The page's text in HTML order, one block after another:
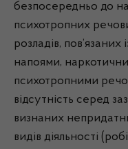
безпосередньо до
психотропних
розладів,
напоями,
психотропними
відсутність серед
визнаних
видів діяльності